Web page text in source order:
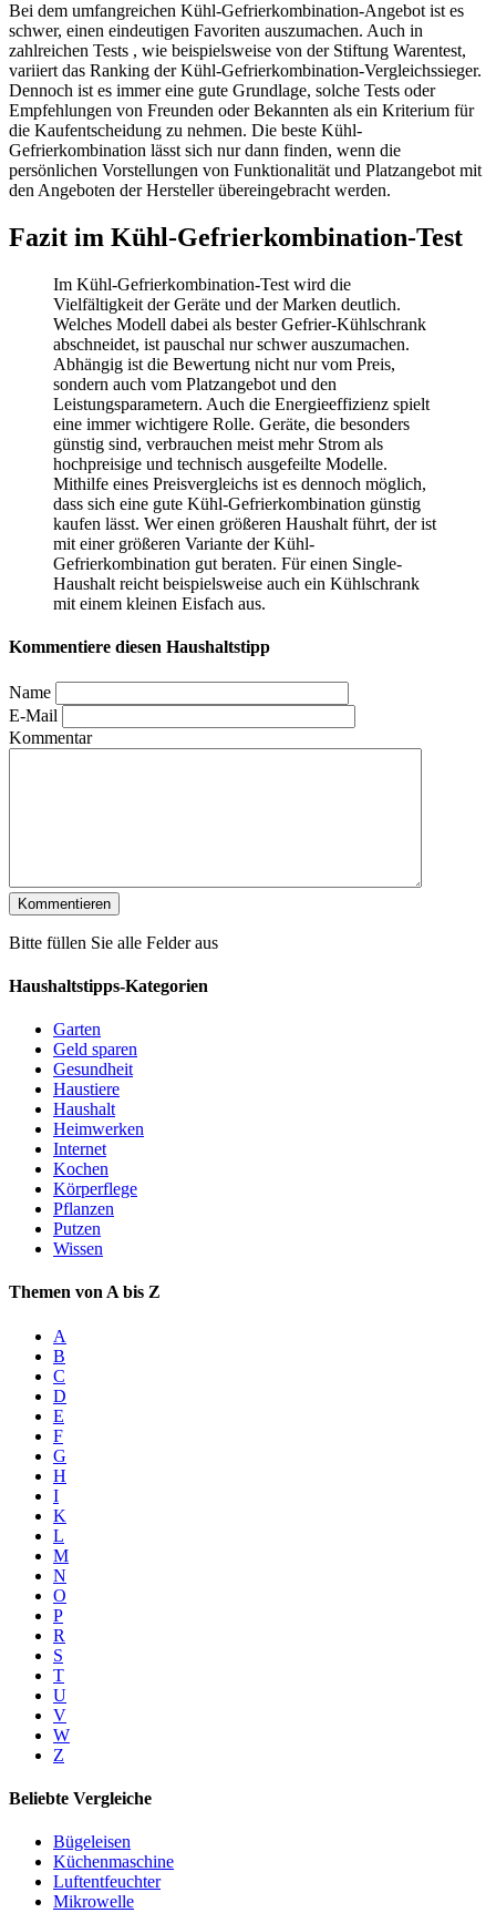
Bei dem umfangreichen Kühl-Gefrierkombination-Angebot ist es
schwer, einen eindeutigen Favoriten auszumachen. Auch in
zahlreichen Tests , wie beispielsweise von der Stiftung Warentest,
variiert das Ranking der Kühl-Gefrierkombination-Vergleichssieger.
Dennoch ist es immer eine gute Grundlage, solche Tests oder
Empfehlungen von Freunden oder Bekannten als ein Kriterium für
die Kaufentscheidung zu nehmen. Die beste Kühl-
Gefrierkombination lässt sich nur dann finden, wenn die
persönlichen Vorstellungen von Funktionalität und Platzangebot mit
den Angeboten der Hersteller übereingebracht werden.
Fazit im Kühl-Gefrierkombination-Test
Im Kühl-Gefrierkombination-Test wird die
Vielfältigkeit der Geräte und der Marken deutlich.
Welches Modell dabei als bester Gefrier-Kühlschrank
abschneidet, ist pauschal nur schwer auszumachen.
Abhängig ist die Bewertung nicht nur vom Preis,
sondern auch vom Platzangebot und den
Leistungsparametern. Auch die Energieeffizienz spielt
eine immer wichtigere Rolle. Geräte, die besonders
günstig sind, verbrauchen meist mehr Strom als
hochpreisige und technisch ausgefeilte Modelle.
Mithilfe eines Preisvergleichs ist es dennoch möglich,
dass sich eine gute Kühl-Gefrierkombination günstig
kaufen lässt. Wer einen größeren Haushalt führt, der ist
mit einer größeren Variante der Kühl-
Gefrierkombination gut beraten. Für einen Single-
Haushalt reicht beispielsweise auch ein Kühlschrank
mit einem kleinen Eisfach aus.
Kommentiere diesen Haushaltstipp
Name
E-Mail
Kommentar
Bitte füllen Sie alle Felder aus
Haushaltstipps-Kategorien
Garten
Geld sparen
Gesundheit
Haustiere
Haushalt
Heimwerken
Internet
Kochen
Körperflege
Pflanzen
Putzen
Wissen
Themen von A bis Z
A
B
C
D
E
F
G
H
I
K
L
M
N
O
P
R
S
T
U
V
W
Z
Beliebte Vergleiche
Bügeleisen
Küchenmaschine
Luftentfeuchter
Mikrowelle